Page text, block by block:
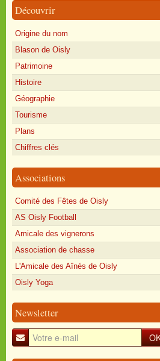
Découvrir
Origine du nom
Blason de Oisly
Patrimoine
Histoire
Géographie
Tourisme
Plans
Chiffres clés
Associations
Comité des Fêtes de Oisly
AS Oisly Football
Amicale des vignerons
Association de chasse
L'Amicale des Aînés de Oisly
Oisly Yoga
Newsletter